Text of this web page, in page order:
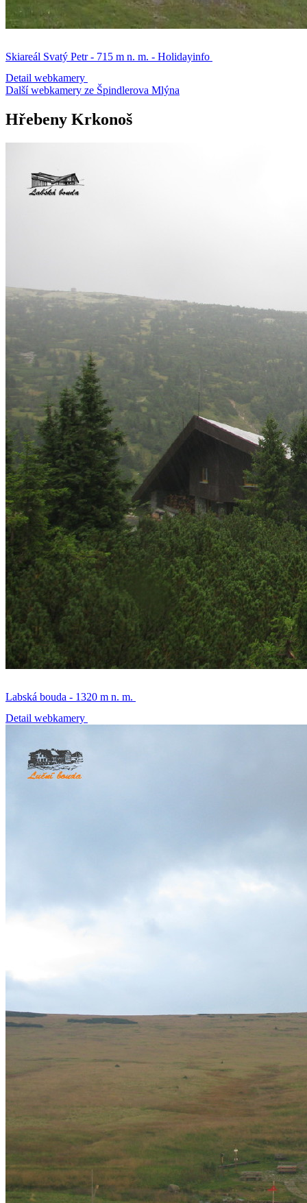
Skiareál Svatý Petr - 715 m n. m. - Holidayinfo
Detail webkamery
Další webkamery ze Špindlerova Mlýna
Hřebeny Krkonoš
Labská bouda - 1320 m n. m.
Detail webkamery